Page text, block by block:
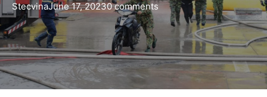
StecvinaJune 17, 20230 comments